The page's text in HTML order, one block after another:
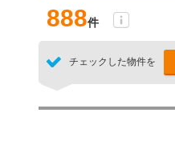
888件
チェックした物件を